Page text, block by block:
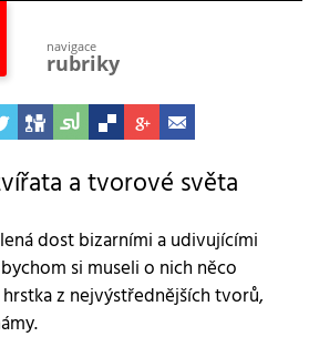
navigace
rubriky
astro
vesmír
projekty
společnost
objevy
vynálezy
a tvorové světa
dost bizarními a udivujícími
si museli o nich něco
z nejvýstřednějších tvorů,